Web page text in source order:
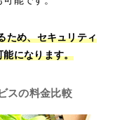
ため、セキュリティ
能になります。
スの料金比較